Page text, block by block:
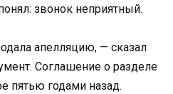
звонок неприятный.
апелляцию, — сказал
Соглашение о разделе
пятью годами назад.